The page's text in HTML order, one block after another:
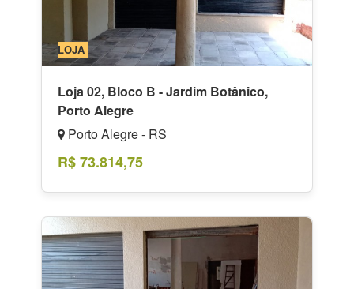
LOJA
Loja 02, Bloco B - Jardim Botânico,
Porto Alegre
Porto Alegre - RS
R$ 73.814,75